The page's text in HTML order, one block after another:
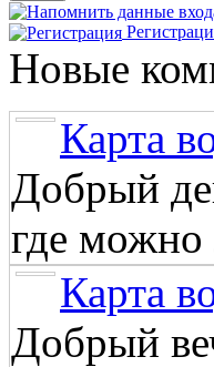
Новые
Карта
Добрый
где можно
Карта
Добрый